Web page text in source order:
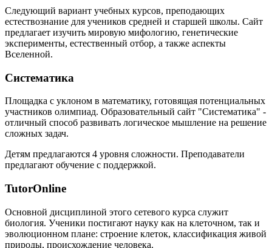
Следующий вариант учебных курсов, преподающих
естествознание для учеников средней и старшей школы. Сайт
предлагает изучить мировую мифологию, генетические
эксперименты, естественный отбор, а также аспекты
Вселенной.
Систематика
Площадка с уклоном в математику, готовящая потенциальных
участников олимпиад. Образовательный сайт "Систематика" -
отличный способ развивать логическое мышление на решение
сложных задач.
Детям предлагаются 4 уровня сложности. Преподаватели
предлагают обучение с поддержкой.
TutorOnline
Основной дисциплиной этого сетевого курса служит
биология. Ученики постигают науку как на клеточном, так и
эволюционном плане: строение клеток, классификация живой
природы, происхождение человека.